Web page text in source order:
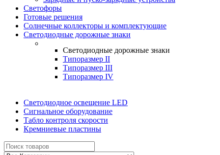
Светофоры
Готовые решения
Солнечные коллекторы и комплектующие
Светодиодные дорожные знаки
Светодиодные дорожные знаки
Типоразмер II
Типоразмер III
Типоразмер IV
Светодиодное освещение LED
Сигнальное оборудование
Табло контроля скорости
Кремниевые пластины
Найти: